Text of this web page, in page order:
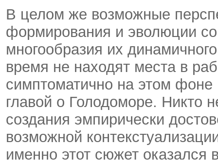
В целом же возможные
формирования и эволюции
многообразия их
время не находят места в
симптоматично на этом фоне
главой о Голодоморе. Никто
создания эмпирически
возможной
именно этот сюжет